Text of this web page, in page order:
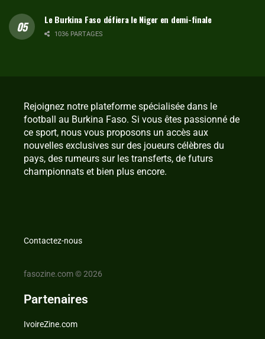
Le Burkina Faso défiera le Niger en demi-finale
1036 PARTAGES
Rejoignez notre plateforme spécialisée dans le
football au Burkina Faso. Si vous êtes passionné de
ce sport, nous vous proposons un accès aux
nouvelles exclusives sur des joueurs célèbres du
pays, des rumeurs sur les transferts, de futurs
championnats et bien plus encore.
Contactez-nous
fasozine.com © 2026
Partenaires
IvoireZine.com